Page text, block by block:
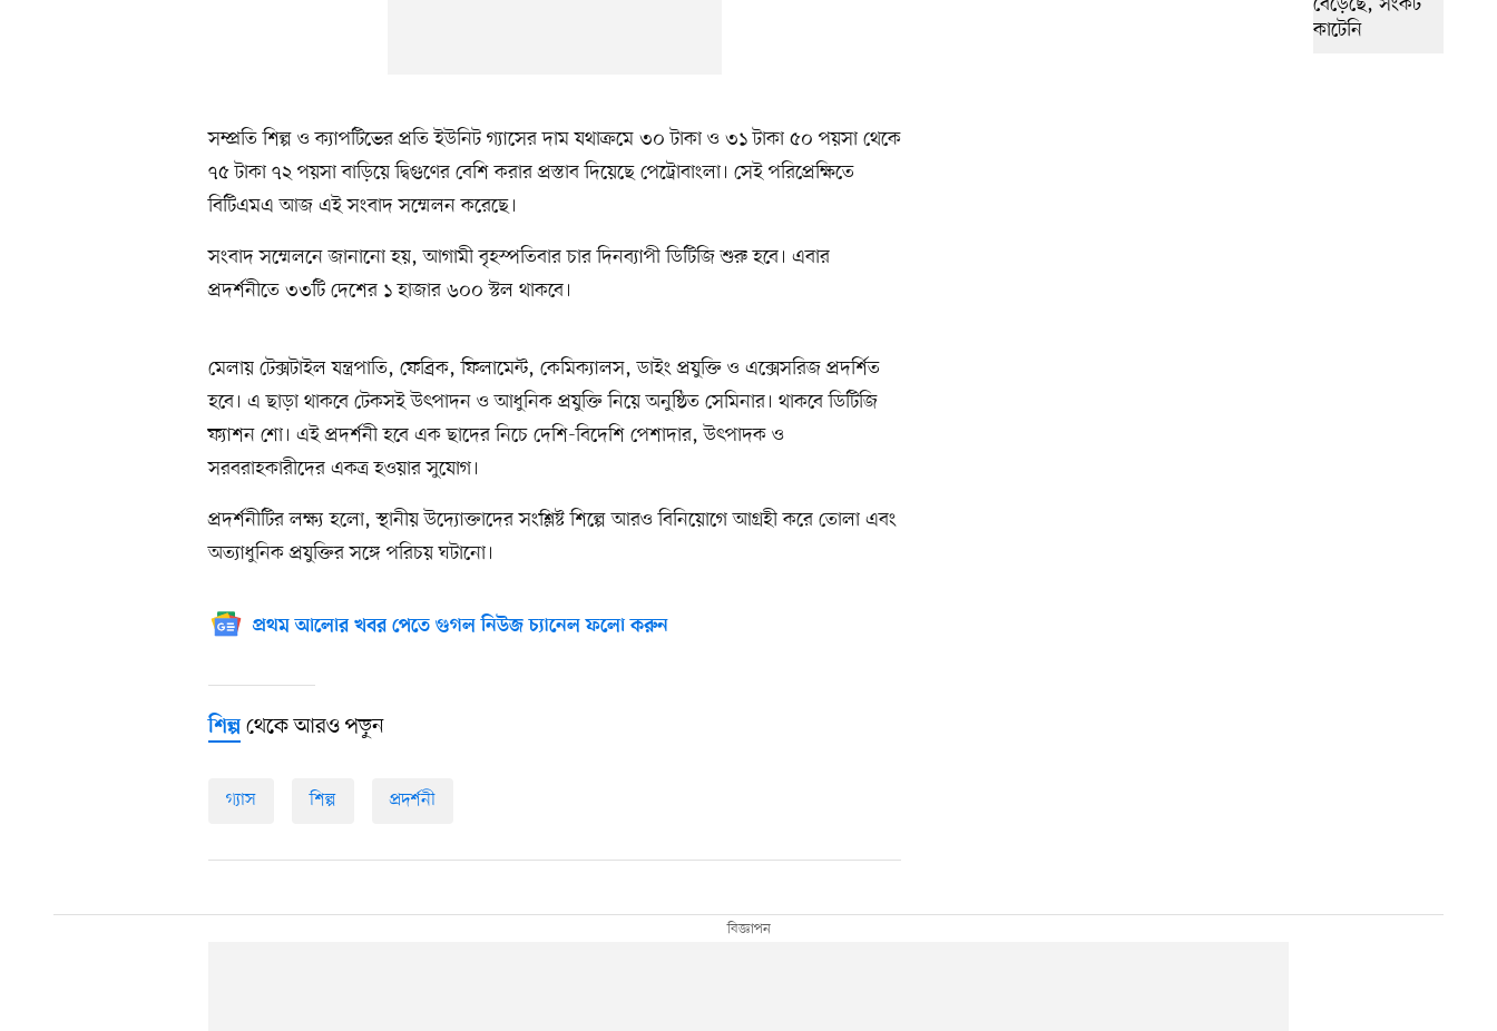
সম্প্রতি শিল্প ও ক্যাপটিভের প্রতি ইউনিট গ্যাসের দাম যথাক্রমে ৩০ টাকা ও ৩১ টাকা ৫০ পয়সা থেকে
৭৫ টাকা ৭২ পয়সা বাড়িয়ে দ্বিগুণের বেশি করার প্রস্তাব দিয়েছে পেট্রোবাংলা। সেই পরিপ্রেক্ষিতে
বিটিএমএ আজ এই সংবাদ সম্মেলন করেছে।
সংবাদ সম্মেলনে জানানো হয়, আগামী বৃহস্পতিবার চার দিনব্যাপী ডিটিজি শুরু হবে। এবার
প্রদর্শনীতে ৩৩টি দেশের ১ হাজার ৬০০ স্টল থাকবে।
মেলায় টেক্সটাইল যন্ত্রপাতি, ফেব্রিক, ফিলামেন্ট, কেমিক্যালস, ডাইং প্রযুক্তি ও এক্সেসরিজ প্রদর্শিত
হবে। এ ছাড়া থাকবে টেকসই উৎপাদন ও আধুনিক প্রযুক্তি নিয়ে অনুষ্ঠিত সেমিনার। থাকবে ডিটিজি
ফ্যাশন শো। এই প্রদর্শনী হবে এক ছাদের নিচে দেশি-বিদেশি পেশাদার, উৎপাদক ও
সরবরাহকারীদের একত্র হওয়ার সুযোগ।
প্রদর্শনীটির লক্ষ্য হলো, স্থানীয় উদ্যোক্তাদের সংশ্লিষ্ট শিল্পে আরও বিনিয়োগে আগ্রহী করে তোলা এবং
অত্যাধুনিক প্রযুক্তির সঙ্গে পরিচয় ঘটানো।
প্রথম আলোর খবর পেতে গুগল নিউজ চ্যানেল ফলো করুন
শিল্পথেকে আরও পড়ুন
গ্যাস শিল্প প্রদর্শনী